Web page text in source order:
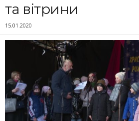
та вітрини
15.01.2020